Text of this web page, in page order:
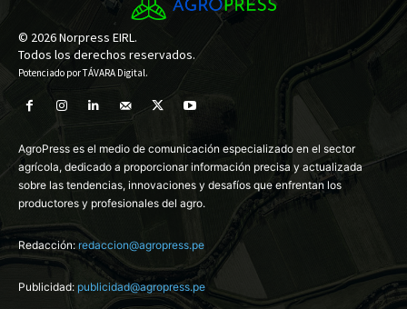
© 2026 Norpress EIRL.
Todos los derechos reservados.
Potenciado porTÁVARA Digital.
AgroPress es el medio de comunicación especializado en el sector
agrícola, dedicado a proporcionar información precisa y actualizada
sobre las tendencias, innovaciones y desafíos que enfrentan los
productores y profesionales del agro.
Redacción:redaccion@agropress.pe
Publicidad: publicidad@agropress.pe